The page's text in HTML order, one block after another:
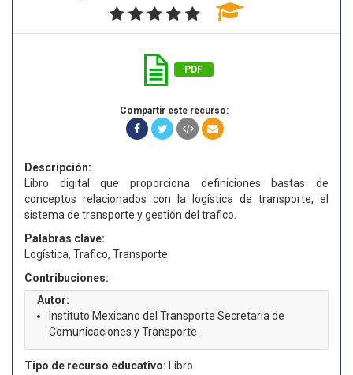
PDF
Compartir este recurso:
Descripción:
Libro digital que proporciona definiciones bastas de
conceptos relacionados con la logística de transporte, el
sistema de transporte y gestión del trafico.
Palabras clave:
Logística, Trafico, Transporte
Contribuciones:
Autor:
Instituto Mexicano del Transporte Secretaria de
Comunicaciones y Transporte
Tipo de recurso educativo: Libro